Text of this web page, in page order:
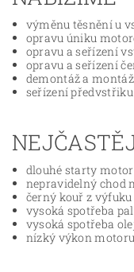
výměnu těsnění u
opravu úniku
opravu a seřízení
opravu a seřízení
demontáž a
seřízení
dlouhé starty
nepravidelný chod
černý kouř z výfuku
vysoká spotřeba
vysoká spotřeba
nízký výkon motoru